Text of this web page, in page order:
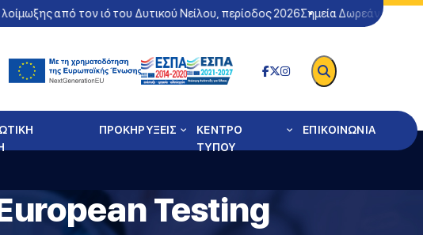
από τον ιό του Δυτικού Νείλου, περίοδος 2026Σημεία Δωρεάν Ελέγχου
ΠΡΟΚΗΡΥΞΕΙΣ
ΚΕΝΤΡΟ
ΤΥΠΟΥ
ΕΠΙΚΟΙΝΩΝΙΑ
Testing